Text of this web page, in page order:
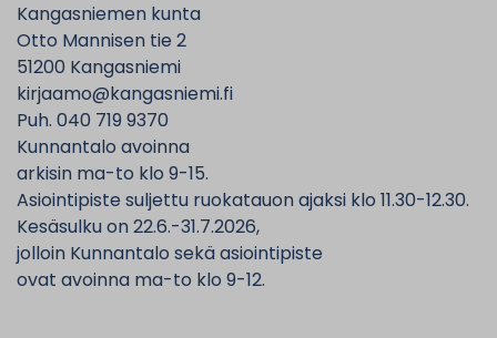
Kangasniemen kunta
Otto Mannisen tie 2
51200 Kangasniemi
kirjaamo@kangasniemi.fi
Puh. 040 719 9370
Kunnantalo avoinna
arkisin ma-to klo 9-15.
Asiointipiste suljettu ruokatauon ajaksi klo 11.30-12.30.
Kesäsulku on 22.6.-31.7.2026,
jolloin Kunnantalo sekä asiointipiste
ovat avoinna ma-to klo 9-12.